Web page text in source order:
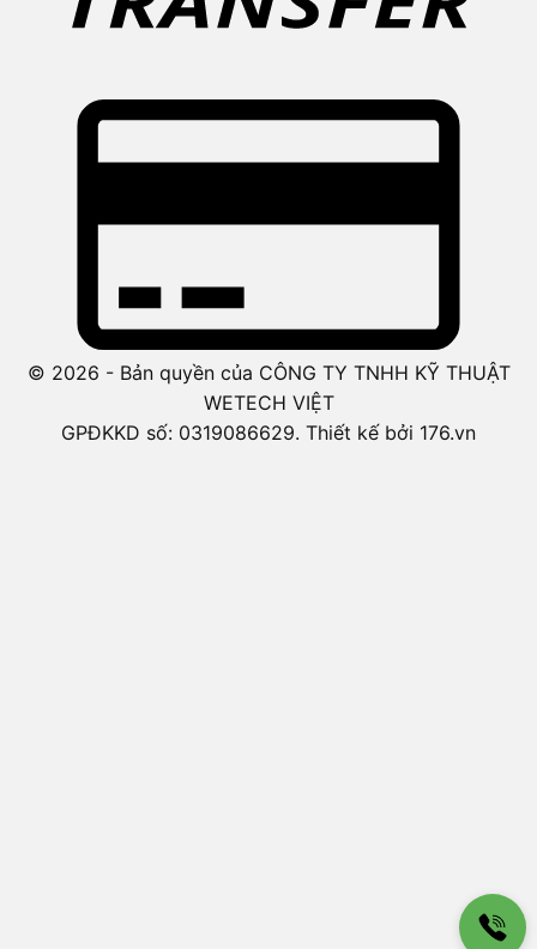
© 2026 - Bản quyền của CÔNG TY TNHH KỸ THUẬT
WETECH VIỆT
GPĐKKD số: 0319086629. Thiết kế bởi 176.vn